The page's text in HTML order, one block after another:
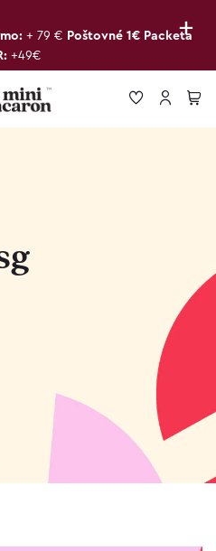
+
+ 79 € Poštovné 1€ Packeta
+49€